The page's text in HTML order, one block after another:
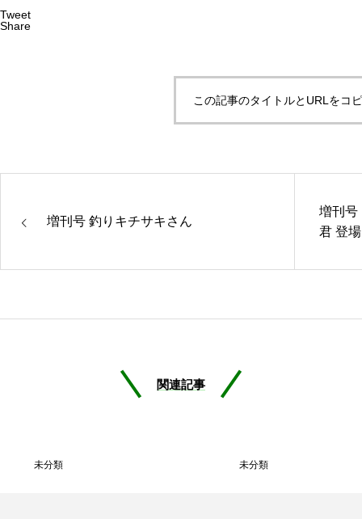
Tweet
Share
この記事のタイトルとURLをコ
増刊号 釣りキチサキさん
増刊号
君 登場
関連記事
未分類 未分類